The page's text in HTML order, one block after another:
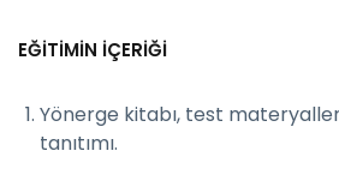
EĞİTİMİN İÇERİĞİ
Yönerge kitabı, test
tanıtımı.